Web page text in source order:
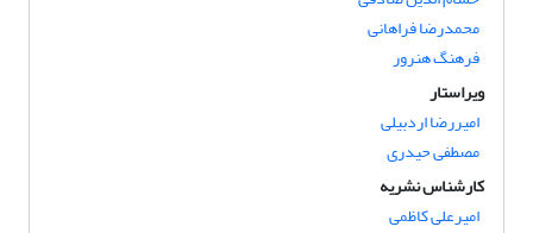
محمدرضا فراهانی
فرهنگ هنرور
ویراستار
امیررضا اردبیلی
مصطفی حیدری
کارشناس نشریه
امیرعلی کاظمی